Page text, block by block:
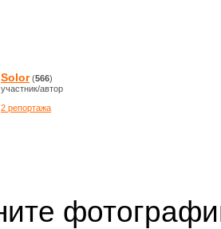
Solor(566)
участник/автор
2 репортажа